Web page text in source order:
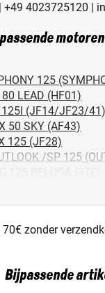
+49 4023725120 |
motoren
125
LEAD (HF01)
125I (JF14/JF23/41)
50 SKY (AF43)
125 (JF28)
/SP 125
(KF13)
125 (JC40)
100 SCOOPY (HF08)
zonder
Bijpassende